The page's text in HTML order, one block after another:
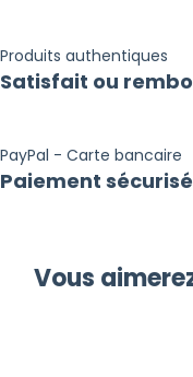
Produits authentiques
Satisfait ou
PayPal - Carte bancaire
Paiement sécurisé
Vous